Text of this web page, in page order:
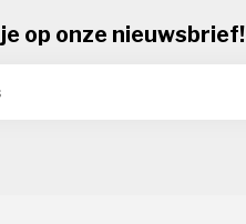
op onze nieuwsbrief!